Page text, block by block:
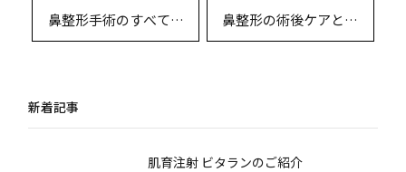
鼻整形手術のすべて：
術式・ダウンタイム・
鼻整形の術後ケアと生
活指導：美しい仕上が
新着記事
肌育注射 ビタランのご紹介